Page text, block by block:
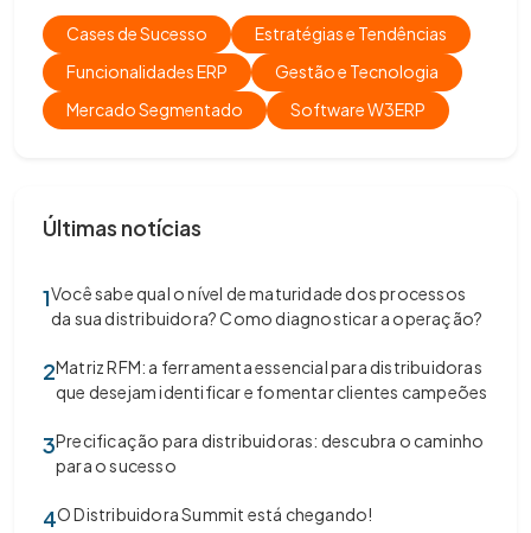
Cases de Sucesso
Estratégias e Tendências
Funcionalidades ERP
Gestão e Tecnologia
Mercado Segmentado
Software W3ERP
Últimas notícias
1Você sabe qual o nível de maturidade dos processos
da sua distribuidora? Como diagnosticar a operação?
2Matriz RFM: a ferramenta essencial para distribuidoras
que desejam identificar e fomentar clientes campeões
3Precificação para distribuidoras: descubra o caminho
para o sucesso
4O Distribuidora Summit está chegando!